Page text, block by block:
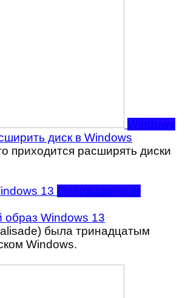
Windows
диск в Windows
приходится расширять диски
Операционные
Windows 13
была тринадцатым
Windows.